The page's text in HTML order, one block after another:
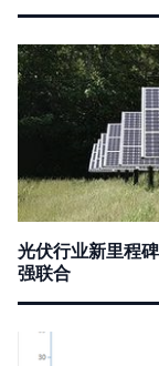
光伏行业新里程
强联合